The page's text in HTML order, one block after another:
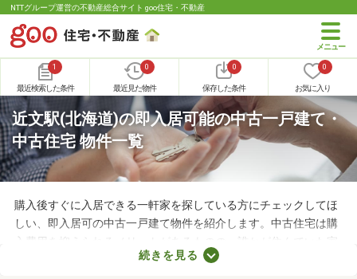
NTTグループ運営の不動産総合サイト goo住宅・不動産
1
最近検索した条件
0
最近見た物件
0
保存した条件
0
お気に入り
近文駅(北海道)の即入居可能の中古一戸建て・
中古住宅 物件一覧
購入後すぐに入居できる一軒家を探している方にチェックしてほ
しい、即入居可の中古一戸建て物件を紹介します。中古住宅は購
入費用を抑えられるメリットがあるものの、誰かが住んでいた家
なのでクリーニングが必須。即入居可の物件はクリーニング済み
続きを見る